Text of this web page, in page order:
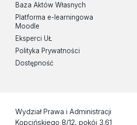
Baza Aktów Własnych
Platforma e-learningowa
Moodle
Eksperci UŁ
Polityka Prywatności
Dostępność
Wydział Prawa i Administracji
Kopcińskiego 8/12, pokój 3.61